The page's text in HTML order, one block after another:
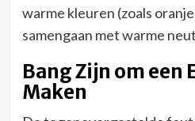
warme kleuren (zoals
samengaan met warme
Bang Zijn om een
Maken